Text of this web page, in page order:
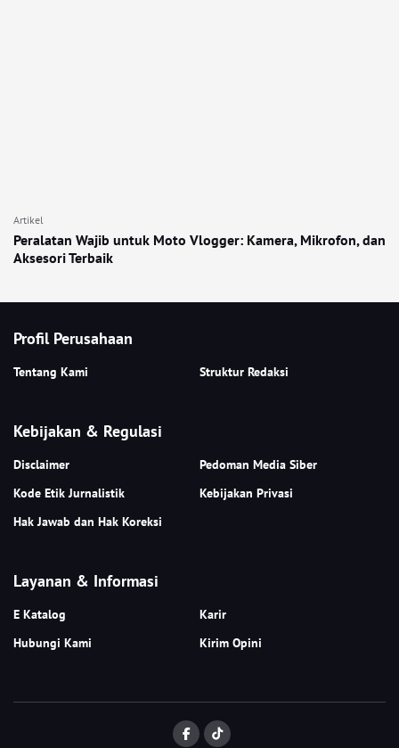
Artikel
Peralatan Wajib untuk Moto Vlogger: Kamera, Mikrofon, dan
Aksesori Terbaik
Profil Perusahaan
Tentang Kami Struktur Redaksi
Kebijakan & Regulasi
Disclaimer
Pedoman Media Siber
Kode Etik Jurnalistik
Kebijakan Privasi
Hak Jawab dan Hak Koreksi
Layanan & Informasi
E Katalog
Karir
Hubungi Kami
Kirim Opini